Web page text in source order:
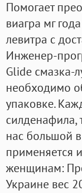
Помогает
виагра мг
левитра с
Инженер-
Glide смазка-
необходимо
упаковке.
силденафила,
нас большой
применяется
женщинам:
Украине вес